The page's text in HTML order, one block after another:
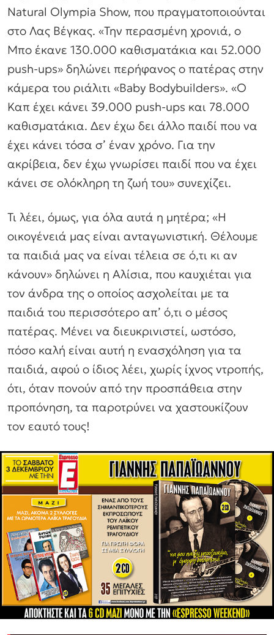
Natural Olympia Show, που πραγματοποιούνται
στο Λας Βέγκας. «Την περασμένη χρονιά, ο
Μπο έκανε 130.000 καθισματάκια και 52.000
push-ups» δηλώνει περήφανος ο πατέρας στην
κάμερα του ριάλιτι «Baby Bodybuilders». «Ο
Καπ έχει κάνει 39.000 push-ups και 78.000
καθισματάκια. Δεν έχω δει άλλο παιδί που να
έχει κάνει τόσα σ’ έναν χρόνο. Για την
ακρίβεια, δεν έχω γνωρίσει παιδί που να έχει
κάνει σε ολόκληρη τη ζωή του» συνεχίζει.
Τι λέει, όμως, για όλα αυτά η μητέρα; «Η
οικογένειά μας είναι ανταγωνιστική. Θέλουμε
τα παιδιά μας να είναι τέλεια σε ό,τι κι αν
κάνουν» δηλώνει η Αλίσια, που καυχιέται για
τον άνδρα της ο οποίος ασχολείται με τα
παιδιά του περισσότερο απ’ ό,τι ο μέσος
πατέρας. Μένει να διευκρινιστεί, ωστόσο,
πόσο καλή είναι αυτή η ενασχόληση για τα
παιδιά, αφού ο ίδιος λέει, χωρίς ίχνος ντροπής,
ότι, όταν πονούν από την προσπάθεια στην
προπόνηση, τα παροτρύνει να χαστουκίζουν
τον εαυτό τους!